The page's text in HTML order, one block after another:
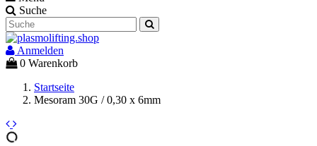
Suche
Anmelden
0 Warenkorb
Startseite
Mesoram 30G / 0,30 x 6mm